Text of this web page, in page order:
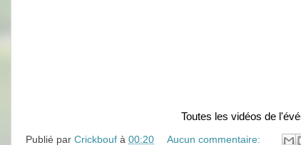
Toutes les vidéos de
Publié par Crickbouf à 00:20
Aucun commentaire: